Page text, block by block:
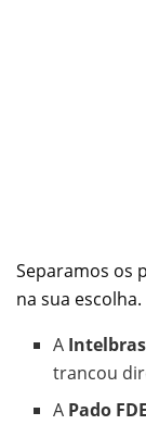
Separamos os
na sua escolha.
A Intelbras
trancou
A Pado